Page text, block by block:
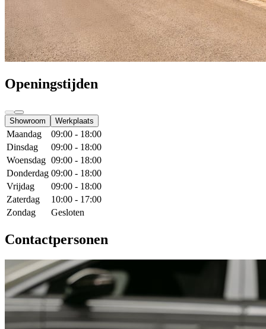
Openingstijden
Showroom Werkplaats
Maandag
09:00 - 18:00
Dinsdag
09:00 - 18:00
Woensdag 09:00 - 18:00
Donderdag 09:00 - 18:00
Vrijdag
09:00 - 18:00
Zaterdag
10:00 - 17:00
Zondag
Gesloten
Contactpersonen